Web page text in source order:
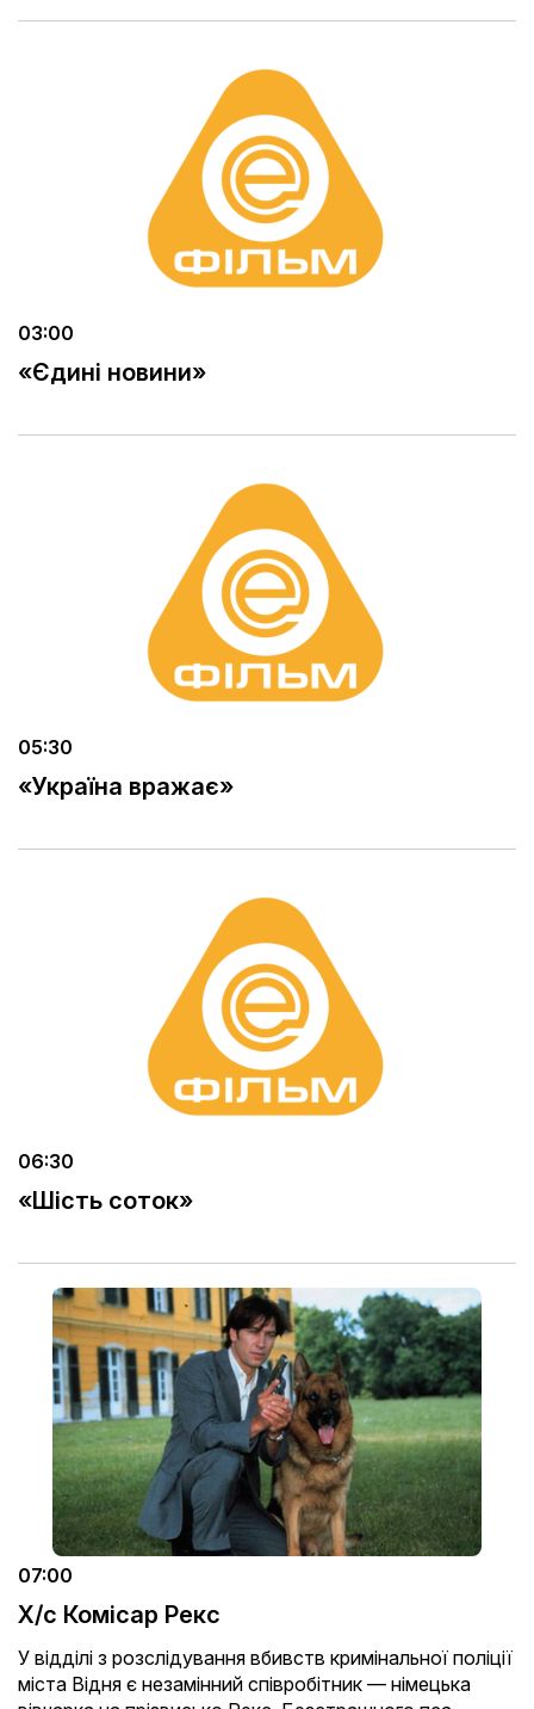
03:00
«Єдині новини»
05:30
«Україна вражає»
06:30
«Шість соток»
07:00
Х/с Комісар Рекс
У відділі з розслідування вбивств кримінальної поліції
міста Відня є незамінний співробітник — німецька